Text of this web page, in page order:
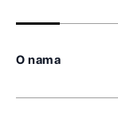
O nama